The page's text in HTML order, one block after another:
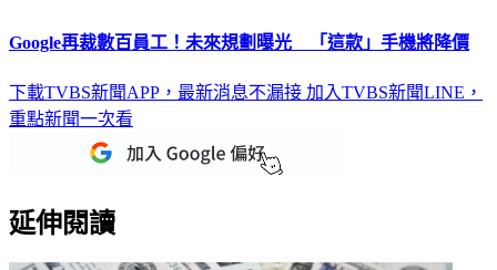
Google再裁數百員工！未來規劃曝光 「這款」手機將降價
下載TVBS新聞APP，最新消息不漏接 加入TVBS新聞LINE，
重點新聞一次看
延伸閱讀